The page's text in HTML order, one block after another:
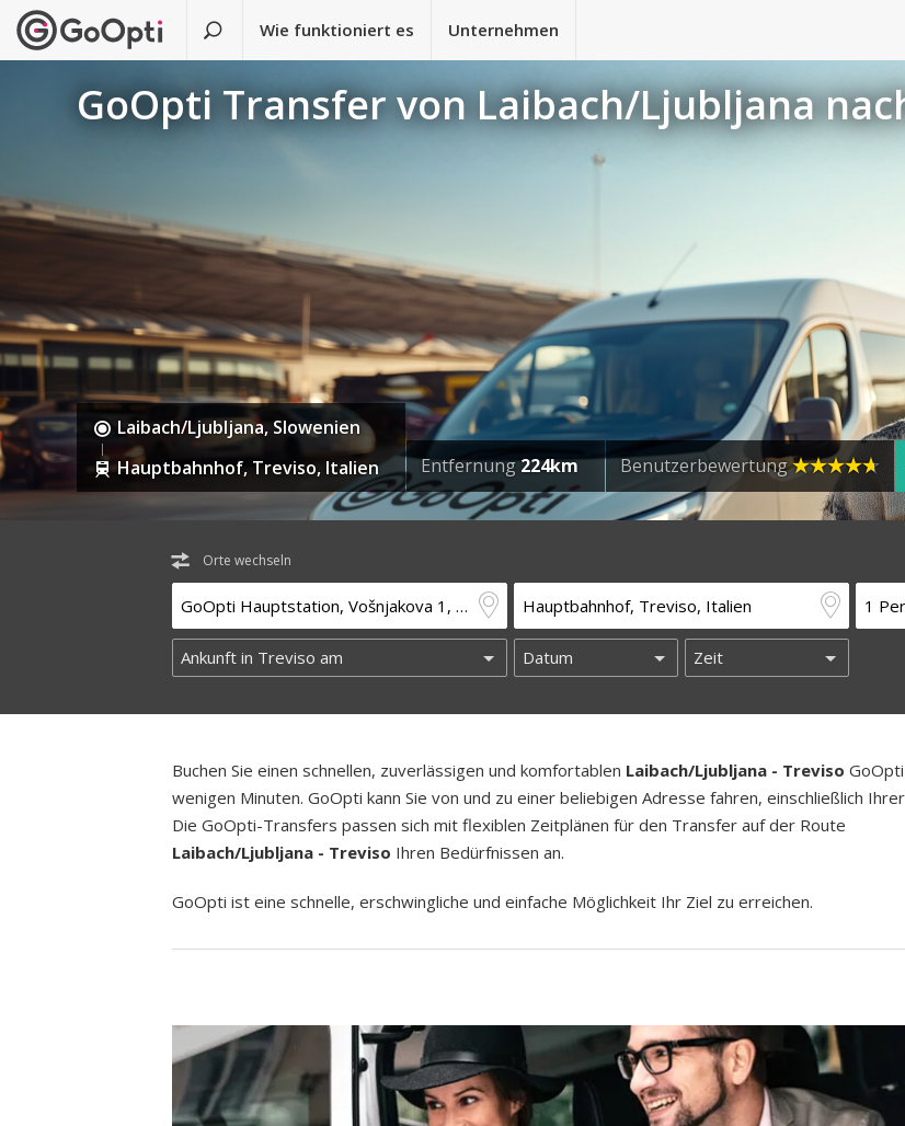
Wie funktioniert es Unternehmen
GoOpti Transfer von Laibach/Ljubljana
Laibach/Ljubljana, Slowenien
Hauptbahnhof, Treviso, Italien
Entfernung224km Benutzerbewertung
Orte wechseln
Buchen Sie einen schnellen, zuverlässigen und komfortablen Laibach/Ljubljana - Treviso
wenigen Minuten. GoOpti kann Sie von und zu einer beliebigen Adresse fahren, einschließlich
Die GoOpti-Transfers passen sich mit flexiblen Zeitplänen für den Transfer auf der Route
Laibach/Ljubljana - Treviso Ihren Bedürfnissen an.
GoOpti ist eine schnelle, erschwingliche und einfache Möglichkeit Ihr Ziel zu erreichen.